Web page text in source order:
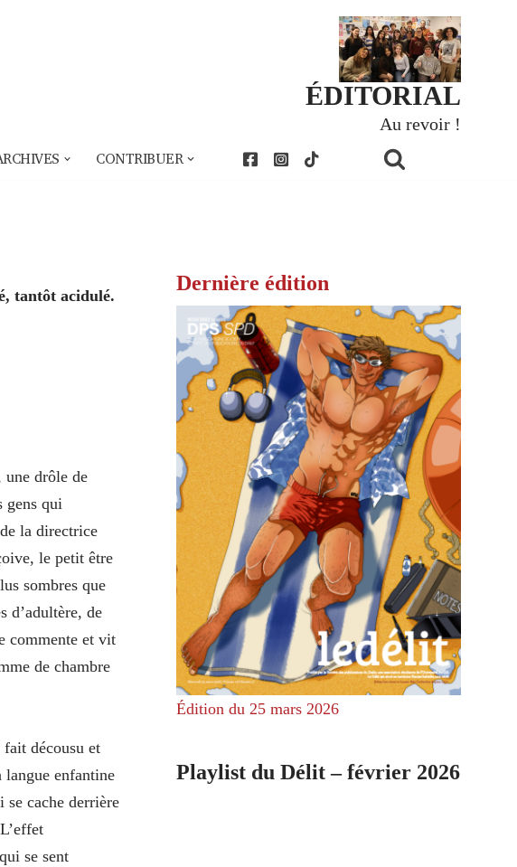
ÉDITORIAL
Au revoir !
CONTRIBUER
tantôt acidulé.
une drôle de
gens qui
la directrice
le petit être
sombres que
d’adultère, de
commente et vit
de chambre
décousu et
langue enfantine
se cache derrière
se sent
Dernière édition
Édition du 25 mars 2026
Playlist du Délit – février 2026